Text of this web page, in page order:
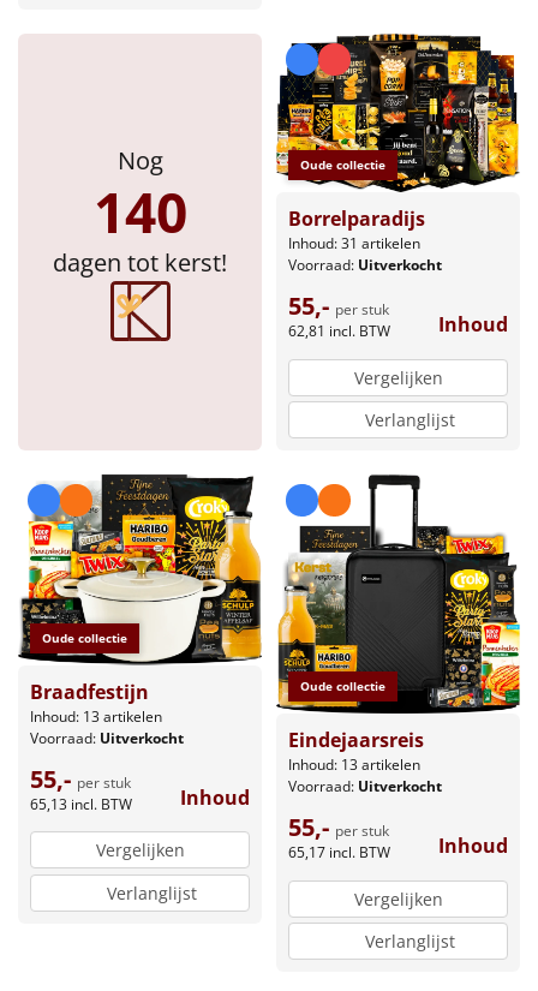
Nog
140
dagen tot kerst!
Oude collectie
Borrelparadijs
Inhoud: 31 artikelen
Voorraad: Uitverkocht
55,- per stuk
62,81 incl. BTW Inhoud
Vergelijken
Verlanglijst
Oude collectie
Braadfestijn
Inhoud: 13 artikelen
Voorraad: Uitverkocht
55,- per stuk
65,13 incl. BTW Inhoud
Vergelijken
Verlanglijst
Oude collectie
Eindejaarsreis
Inhoud: 13 artikelen
Voorraad: Uitverkocht
55,- per stuk
65,17 incl. BTW Inhoud
Vergelijken
Verlanglijst